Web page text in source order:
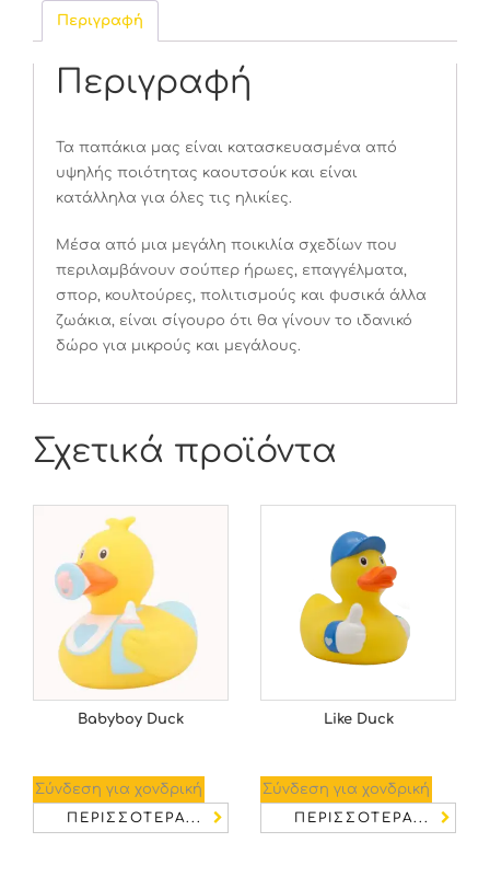
Περιγραφή
Περιγραφή
Τα παπάκια μας είναι κατασκευασμένα από
υψηλής ποιότητας καουτσούκ και είναι
κατάλληλα για όλες τις ηλικίες.
Μέσα από μια μεγάλη ποικιλία σχεδίων που
περιλαμβάνουν σούπερ ήρωες, επαγγέλματα,
σπορ, κουλτούρες, πολιτισμούς και φυσικά άλλα
ζωάκια, είναι σίγουρο ότι θα γίνουν το ιδανικό
δώρο για μικρούς και μεγάλους.
Σχετικά προϊόντα
Babyboy Duck
Σύνδεση για χονδρική
ΠΕΡΙΣΣΌΤΕΡΑ...
Like Duck
Σύνδεση για χονδρική
ΠΕΡΙΣΣΌΤΕΡΑ...